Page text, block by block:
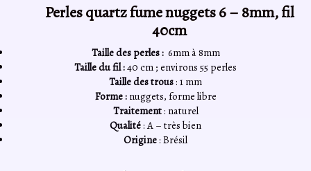
Perles quartz fume nuggets 6 – 8mm, fil
40cm
Taille des perles :6mm à 8mm
Taille du fil :40 cm ; environs 55 perles
Taille des trous: 1 mm
Forme :nuggets, forme libre
Traitement: naturel
Qualité: A – très bien
Origine: Brésil